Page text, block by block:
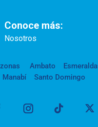
Conoce más:
Nosotros
Ambato
Manabí
Santo Domingo